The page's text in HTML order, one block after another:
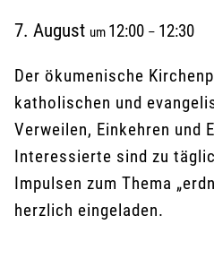
7. August um 12:00 – 12:30
Der ökumenische
katholischen und
Verweilen, Einkehren und
Interessierte sind zu
Impulsen zum Thema
herzlich eingeladen.